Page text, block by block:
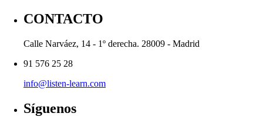
CONTACTO
Calle Narváez, 14 - 1º derecha. 28009 - Madrid
91 576 25 28
info@listen-learn.com
Síguenos